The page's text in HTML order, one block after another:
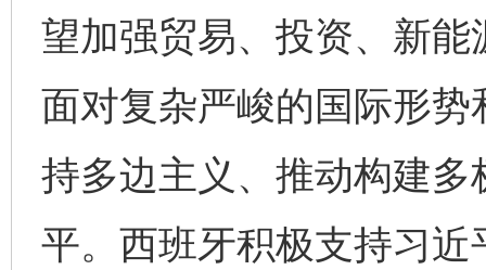
望加强贸易、投资、新
面对复杂严峻的国际形
持多边主义、推动构建
平。西班牙积极支持习